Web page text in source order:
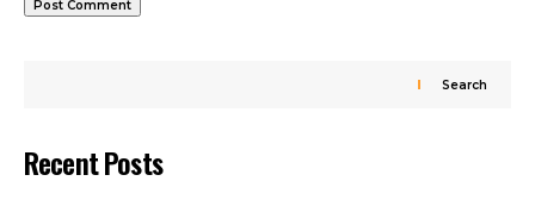
Search
Recent Posts